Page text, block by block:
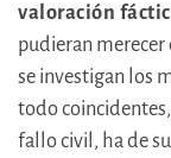
valoración
pudieran merecer
se investigan los
todo
fallo civil, ha de